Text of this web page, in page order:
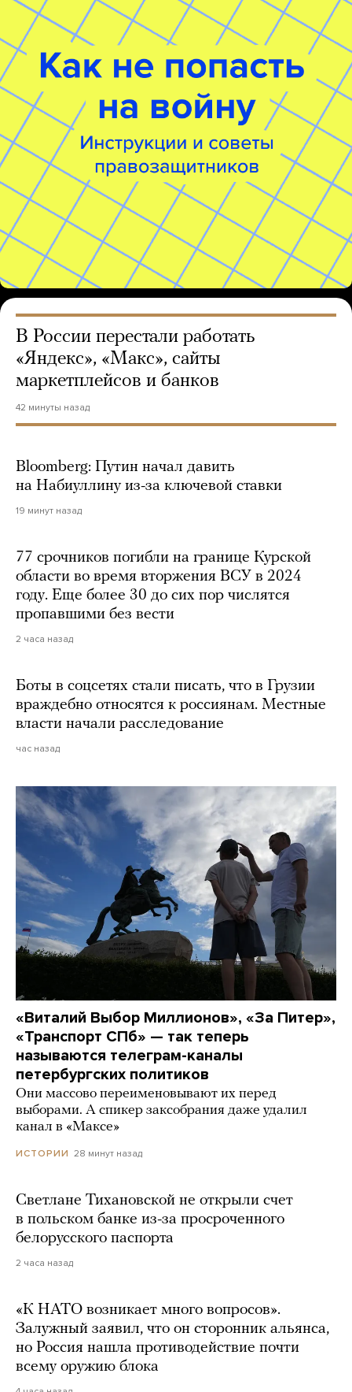
В России перестали работать
«Яндекс», «Макс», сайты
маркетплейсов и банков
42 минуты назад
Bloomberg: Путин начал давить
на Набиуллину из-за ключевой ставки
19 минут назад
77 срочников погибли на границе Курской
области во время вторжения ВСУ в 2024
году. Еще более 30 до сих пор числятся
пропавшими без вести
2 часа назад
Боты в соцсетях стали писать, что в Грузии
враждебно относятся к россиянам. Местные
власти начали расследование
час назад
«Виталий Выбор Миллионов», «За Питер»,
«Транспорт СПб» — так теперь
называются телеграм-каналы
петербургских политиков
Они массово переименовывают их перед
выборами. А спикер заксобрания даже удалил
канал в «Максе»
ИСТОРИИ 28 минут назад
Светлане Тихановской не открыли счет
в польском банке из-за просроченного
белорусского паспорта
2 часа назад
«К НАТО возникает много вопросов».
Залужный заявил, что он сторонник альянса,
но Россия нашла противодействие почти
всему оружию блока